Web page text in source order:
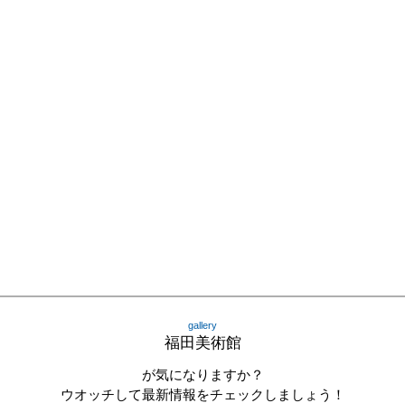
gallery
福田美術館
が気になりますか？
ウオッチして最新情報をチェックしましょう！